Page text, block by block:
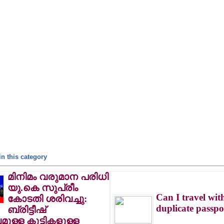
this category
മിനിമം വരുമാന പരിധി
യു.കെ സുപ്രീം
കോടതി ശരിവച്ചു:
ബ്രിട്ടീഷ്
കുട്ടികളുള്ള
Can I travel
duplicate